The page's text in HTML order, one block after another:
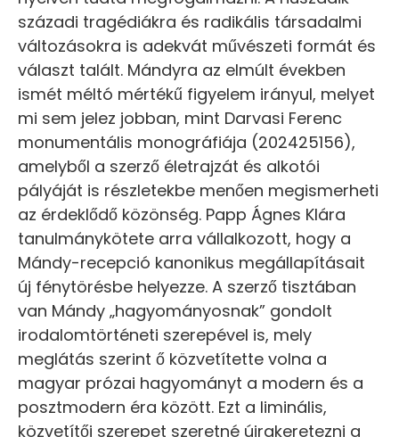
századi tragédiákra és radikális társadalmi
változásokra is adekvát művészeti formát és
választ talált. Mándyra az elmúlt években
ismét méltó mértékű figyelem irányul, melyet
mi sem jelez jobban, mint Darvasi Ferenc
monumentális monográfiája (202425156),
amelyből a szerző életrajzát és alkotói
pályáját is részletekbe menően megismerheti
az érdeklődő közönség. Papp Ágnes Klára
tanulmánykötete arra vállalkozott, hogy a
Mándy-recepció kanonikus megállapításait
új fénytörésbe helyezze. A szerző tisztában
van Mándy „hagyományosnak” gondolt
irodalomtörténeti szerepével is, mely
meglátás szerint ő közvetítette volna a
magyar prózai hagyományt a modern és a
posztmodern éra között. Ezt a liminális,
közvetítői szerepet szeretné újrakeretezni a